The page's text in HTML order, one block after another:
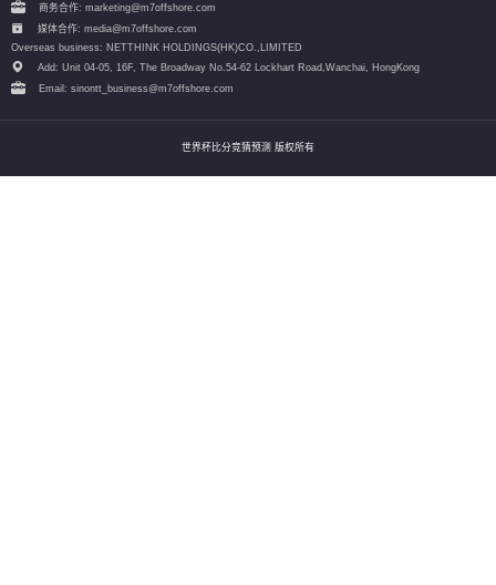
商务合作: marketing@m7offshore.com
媒体合作: media@m7offshore.com
Overseas business: NETTHINK HOLDINGS(HK)CO.,LIMITED
Add: Unit 04-05, 16F, The Broadway No.54-62 Lockhart Road, Wanchai, HongKong
Email: sinontt_business@m7offshore.com
世界杯比分竞猜预测 版权所有